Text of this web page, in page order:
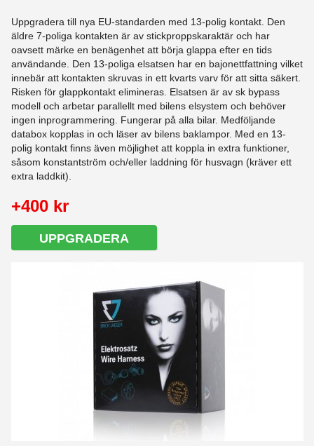
Uppgradera till nya EU-standarden med 13-polig kontakt. Den
äldre 7-poliga kontakten är av stickproppskaraktär och har
oavsett märke en benägenhet att börja glappa efter en tids
användande. Den 13-poliga elsatsen har en bajonettfattning vilket
innebär att kontakten skruvas in ett kvarts varv för att sitta säkert.
Risken för glappkontakt elimineras. Elsatsen är av sk bypass
modell och arbetar parallellt med bilens elsystem och behöver
ingen inprogrammering. Fungerar på alla bilar. Medföljande
databox kopplas in och läser av bilens baklampor. Med en 13-
polig kontakt finns även möjlighet att koppla in extra funktioner,
såsom konstantström och/eller laddning för husvagn (kräver ett
extra laddkit).
+400 kr
UPPGRADERA